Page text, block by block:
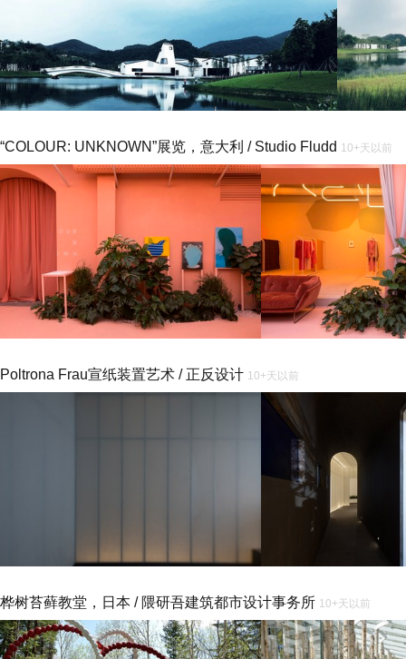
“COLOUR: UNKNOWN”展览，意大利 / Studio Fludd 10+天以前
Poltrona Frau宣纸装置艺术 / 正反设计 10+天以前
桦树苔藓教堂，日本 / 隈研吾建筑都市设计事务所 10+天以前